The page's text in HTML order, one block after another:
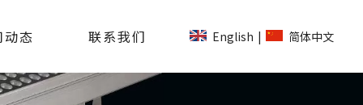
动态 联系我们 English | 简体中文